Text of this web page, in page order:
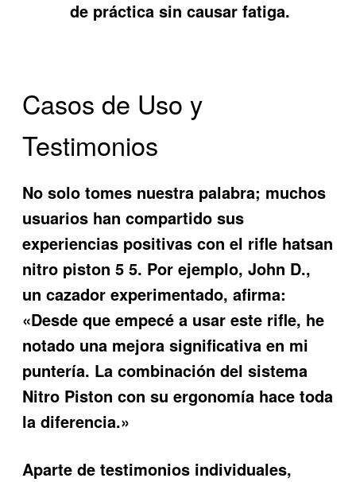
de práctica sin causar fatiga.
Casos de Uso y
Testimonios
No solo tomes nuestra palabra; muchos
usuarios han compartido sus
experiencias positivas con el rifle hatsan
nitro piston 5 5. Por ejemplo, John D.,
un cazador experimentado, afirma:
«Desde que empecé a usar este rifle, he
notado una mejora significativa en mi
puntería. La combinación del sistema
Nitro Piston con su ergonomía hace toda
la diferencia.»
Aparte de testimonios individuales,